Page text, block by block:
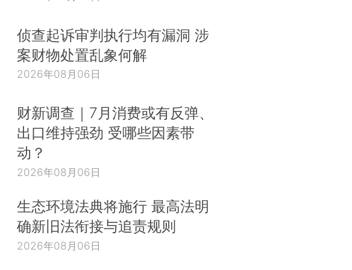
侦查起诉审判执行均有漏洞 涉
案财物处置乱象何解
2026年08月06日
财新调查｜7月消费或有反弹、
出口维持强劲 受哪些因素带
动？
2026年08月06日
生态环境法典将施行 最高法明
确新旧法衔接与追责规则
2026年08月06日